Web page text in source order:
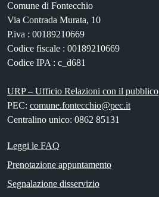
Comune di Fontecchio
Via Contrada Murata, 10
P.iva : 00189210669
Codice fiscale : 00189210669
Codice IPA : c_d681
URP – Ufficio Relazioni con il pubblico
PEC: comune.fontecchio@pec.it
Centralino unico: 0862 85131
Leggi le FAQ
Prenotazione appuntamento
Segnalazione disservizio